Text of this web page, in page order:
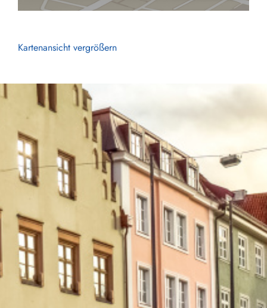
Kartenansicht vergrößern